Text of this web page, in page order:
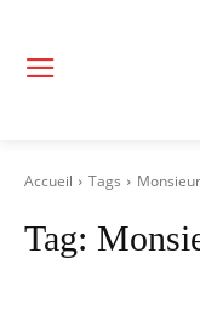
Accueil Tags
Tag: